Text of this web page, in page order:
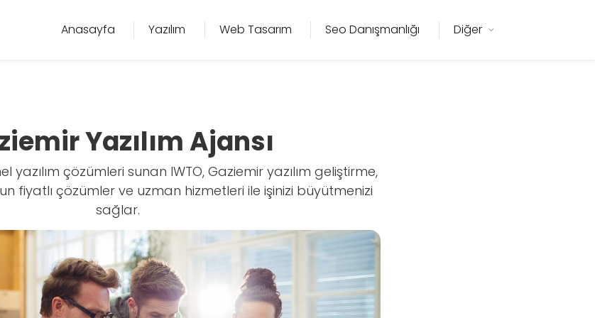
Anasayfa Yazılım Web Tasarım Seo Danışmanlığı Diğer
Yazılım Ajansı
çözümleri sunan IWTO, Gaziemir yazılım geliştirme,
fiyatlı çözümler ve uzman hizmetleri ile işinizi büyütmenizi
sağlar.